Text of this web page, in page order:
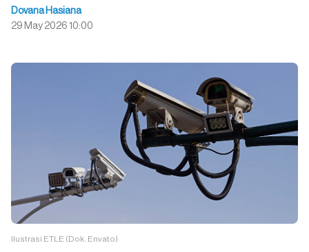
Dovana Hasiana
29 May 2026 10:00
Ilustrasi ETLE (Dok. Envato)